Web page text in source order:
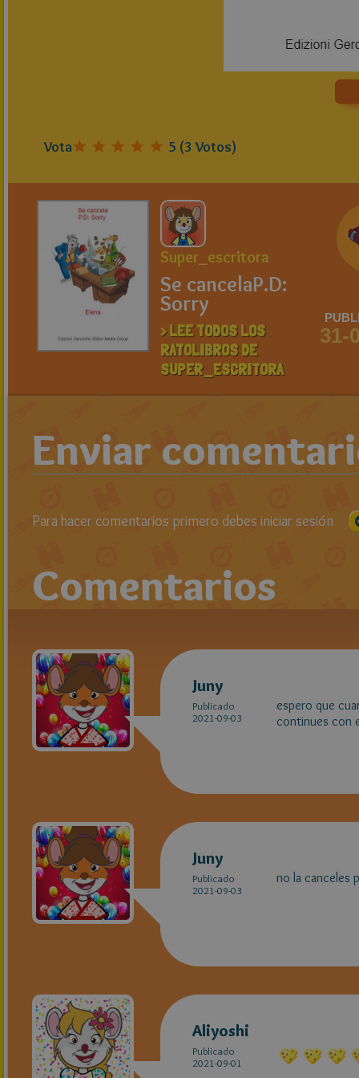
Vota 5 (3 Votos)
Super_escritora
Se cancelaP.D:
Sorry
> LEE TODOS LOS
RATOLIBROS DE
SUPER_ESCRITORA
31-
Enviar
Para hacer comentarios primero debes iniciar sesión
Comentarios
Juny
Publicado
2021-09-03
espero que
continues con
Juny
Publicado
2021-09-03
no la canceles
Aliyoshi
Publicado
2021-09-01